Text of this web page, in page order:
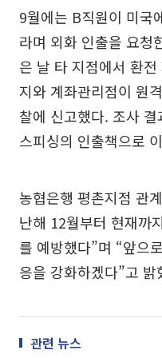
9월에는 B직원이 미국
라며 외화 인출을 요청
은 날 타 지점에서 환
지와 계좌관리점이 원
찰에 신고했다. 조사
스피싱의 인출책으로
농협은행 평촌지점 관
난해 12월부터 현재까
를 예방했다”며 “앞으
응을 강화하겠다”고 밝
관련 뉴스